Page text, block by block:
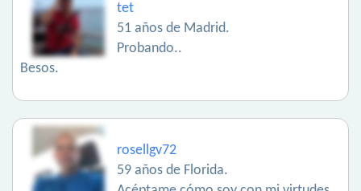
tet
51 años de Madrid.
Probando..
Besos.
rosellgv72
59 años de Florida.